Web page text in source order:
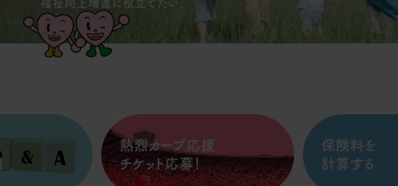
共済事業
火災共済
総合共済
研修：研修会
保険料金計算
情報紙すこやか
各種ダウンロード
お知らせ